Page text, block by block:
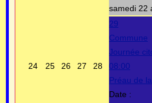
samedi 22
24 25 26 27 28
29
Commune
Journée
08:00
Préau de
Date :